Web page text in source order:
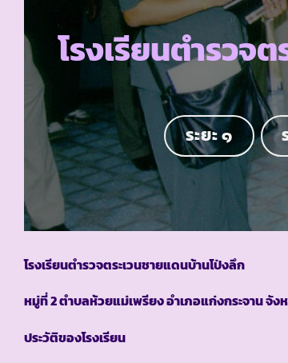
โรงเรียนตำรวจ
ระยะ ๑
โรงเรียนตำรวจตระเวนชายแดนบ้านโป่งลึก
หมู่ที่ 2 ตำบลห้วยแม่เพรียง อำเภอแก่งกระจาน จัง
ประวัติของโรงเรียน